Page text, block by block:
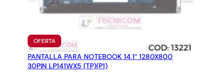
E
R
c
OFERTAPRODUCTO
EN
OFERTA
PANTALLA PARA NOTEBOOK 14.1″ 1280X800
30PIN LP141WX5 (TP)(P1)